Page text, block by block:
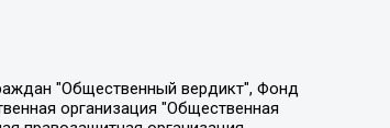
Осетинская Елизавета Николаевна, Понасенков Евгений Николаевич, Ганапольский Матвей Юрьевич, Киселев Евгений Алексеевич, Борухович Ирина Григорьевна, Дремин Иван Тимофеевич, Дубровский Дмитрий Викторович, Красноярская региональная общественная организация поддержки и развития альтернативных образовательных технологий и межкультурных коммуникаций "ИНТЕРРА", Маяковская Екатерина Алексеевна, Фейгин Марк Захарович, Филимонов Андрей Викторович, Дзугкоева Регина Николаевна, Доброхотов Роман Александрович, Дудь Юрий Александрович, Елкин Сергей Владимирович, Кругликов Кирилл Игоревич, Сабунаева Мария Леонидовна, Семенов Алексей Владимирович, Шаинян Карен Багратович, Шульман Екатерина Михайловна, Асафьев Артур Валерьевич, Вахштайн Виктор Семенович, Венедиктов Алексей Алексеевич, Лушникова Екатерина Евгеньевна, Волков Леонид Михайлович, Невзоров Александр Глебович, Пархоменко Сергей Борисович, Сироткин Ярослав Николаевич, Кара-Мурза Владимир Владимирович, Баранова Наталья Владимировна, Гозман Леонид Яковлевич, Кагарлицкий Борис Юльевич, Климарев Михаил Валерьевич, Милов Владимир Станиславович, Автономная некоммерческая организация Краснодарский центр современного искусства "Типография", Моргенштерн Алишер Тагирович, Соболь Любовь Эдуардовна, Общество с ограниченной ответственностью "ЛИЗА НОРМ", Каспаров Гарри Кимович, Ходорковский Михаил Борисович, Общество с ограниченной ответственностью "Апрельские тезисы", Данилович Ирина Брониславовна, Кашин Олег Владимирович, Петров Николай Владимирович, Пивоваров Алексей Владимирович, Соколов Михаил Владимирович, Цветкова Юлия Владимировна, Чичваркин Евгений Александрович, Комитет против пыток/Команда против пыток, Общество с ограниченной ответственностью "Первый научный", Общество с ограниченной ответственностью "Вертолет и ко", Белоцерковская Вероника Борисовна, Кац Максим Евгеньевич, Лазарева Татьяна Юрьевна, Шаведдинов Руслан Табризович, Яшин Илья Валерьевич, Общество с ограниченной ответственностью "Иноагент ААВ", Алешковский Дмитрий Петрович, Альбац Евгения Марковна, Быков Дмитрий Львович, Галямина Юлия Евгеньевна, Лойко Сергей Леонидович, Мартынов Кирилл Константинович, Медведев Сергей Александрович, Крашенинников Федор Геннадиевич, Гордеева Катерина Вл